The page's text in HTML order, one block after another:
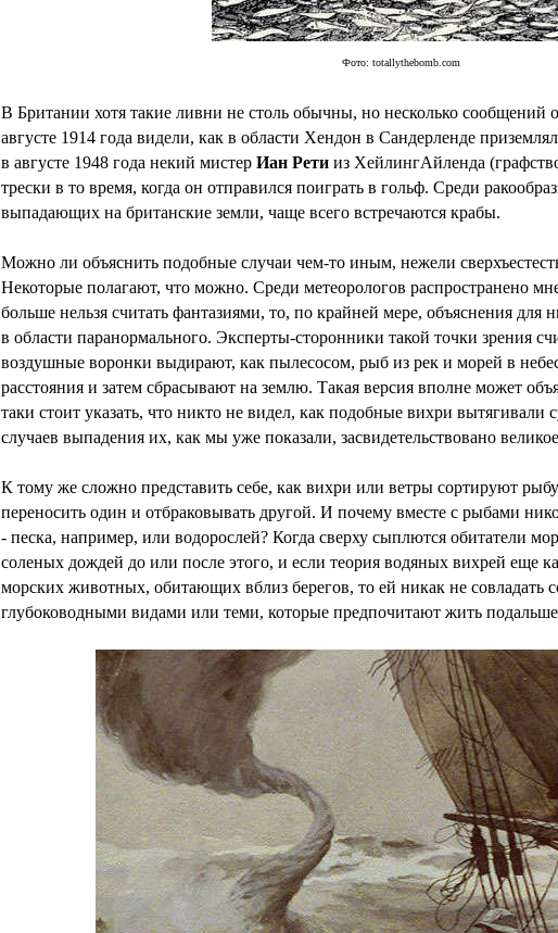
Фото: totallythebomb.com
В Британии хотя такие ливни не столь обычны, но несколько сообщений
августе 1914 года видели, как в области Хендон в Сандерленде
в августе 1948 года некий мистер Иан Рети из ХейлингАйленда
трески в то время, когда он отправился поиграть в гольф. Среди
выпадающих на британские земли, чаще всего встречаются крабы.
Можно ли объяснить подобные случаи чем-то иным, нежели
Некоторые полагают, что можно. Среди метеорологов распространено
больше нельзя считать фантазиями, то, по крайней мере, объяснения
в области паранормального. Эксперты-сторонники такой точки зрения
воздушные воронки выдирают, как пылесосом, рыб из рек и морей в
расстояния и затем сбрасывают на землю. Такая версия вполне может
таки стоит указать, что никто не видел, как подобные вихри вытягивали
случаев выпадения их, как мы уже показали, засвидетельствовано
К тому же сложно представить себе, как вихри или ветры сортируют
переносить один и отбраковывать другой. И почему вместе с рыбами
- песка, например, или водорослей? Когда сверху сыплются обитатели
соленых дождей до или после этого, и если теория водяных вихрей еще
морских животных, обитающих вблиз берегов, то ей никак не совладать
глубоководными видами или теми, которые предпочитают жить